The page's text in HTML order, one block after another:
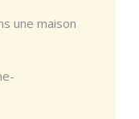
une maison